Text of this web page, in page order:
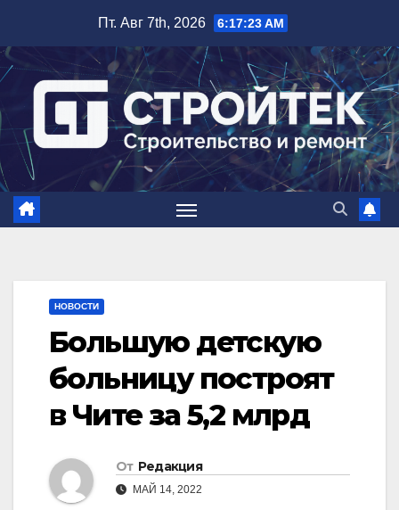
содержимому
Пт. Авг 7th, 2026 6:17:24 AM
НОВОСТИ
Большую детскую
больницу построят
в Чите за 5,2 млрд
От Редакция
МАЙ 14, 2022